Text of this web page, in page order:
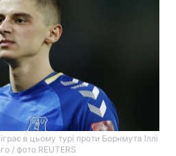
в цьому турі проти Борнмута Іллі
/ фото REUTERS